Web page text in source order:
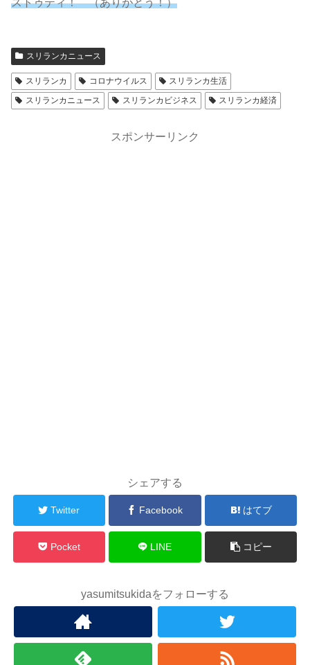
スリランカニュース
スリランカ コロナウイルス
スリランカ生活
スリランカニュース
スリランカビジネス スリランカ経済
スポンサーリンク
シェアする
Twitter Facebook はてブ
Pocket LINE コピー
yasumitsukidaをフォローする